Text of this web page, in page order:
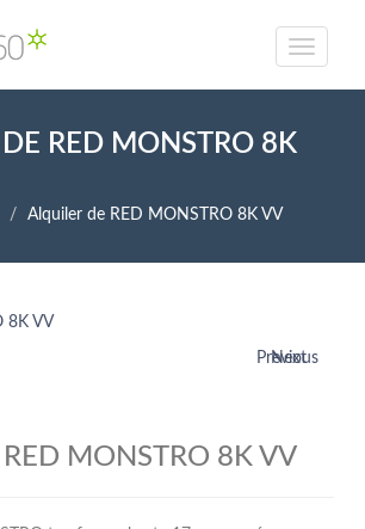
RED MONSTRO 8K
Alquiler de RED MONSTRO 8K VV
Previous
Next
MONSTRO 8K VV